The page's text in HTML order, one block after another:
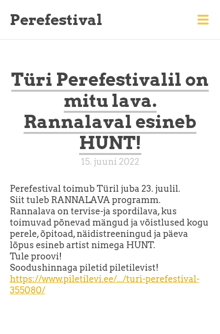
Perefestival
Türi Perefestivalil on
mitu lava.
Rannalaval esineb
HUNT!
15. juuni 2022
Perefestival toimub Türil juba 23. juulil.
Siit tuleb RANNALAVA programm.
Rannalava on tervise-ja spordilava, kus
toimuvad põnevad mängud ja võistlused kogu
perele, õpitoad, näidistreeningud ja päeva
lõpus esineb artist nimega HUNT.
Tule proovi!
Soodushinnaga piletid piletilevist!
https://www.piletilevi.ee/.../turi-perefestival-
355080/